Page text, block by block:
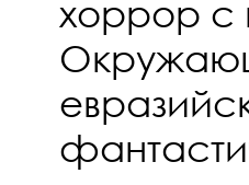
хоррор